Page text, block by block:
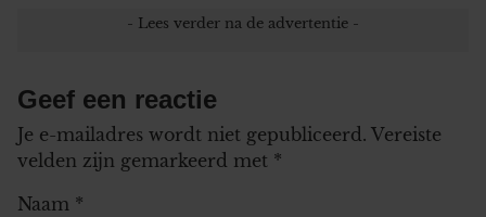
Geef een reactie
Je e-mailadres wordt niet gepubliceerd. Vereiste
velden zijn gemarkeerd met *
Naam *